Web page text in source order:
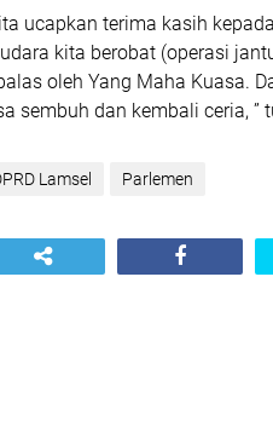
ucapkan terima kasih
kita berobat (operasi
oleh Yang Maha Kuasa.
sembuh dan kembali ceria, ”
Lamsel Parlemen